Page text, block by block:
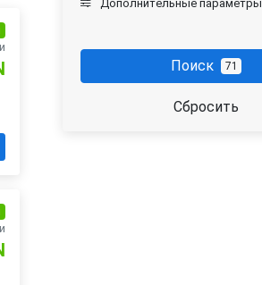
Дополнительные параметры
Поиск 71
Сбросить